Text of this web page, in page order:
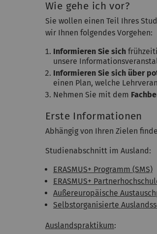
Wie gehe ich vor?
Sie wollen einen Teil Ihres
wir Ihnen folgendes Vorgehen:
Informieren Sie sich
unsere
Informieren Sie sich über
einen Plan, welche
Nehmen Sie mit dem
Erste Informationen
Abhängig von Ihren Zielen
Studienabschnitt im Ausland:
ERASMUS+ Programm (SMS)
ERASMUS+
Außereuropäische
Selbstorganisierte
Auslandspraktikum: